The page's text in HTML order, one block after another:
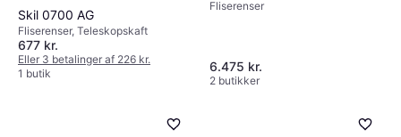
Skil 0700 AG
Fliserenser, Teleskopskaft
677 kr.
Eller 3 betalinger af 226 kr.
1 butik
Fliserenser
6.475 kr.
2 butikker